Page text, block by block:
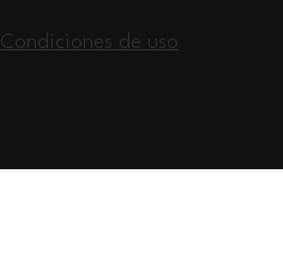
Condiciones de uso